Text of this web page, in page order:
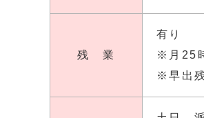
残 業
有り
※月25
※早出